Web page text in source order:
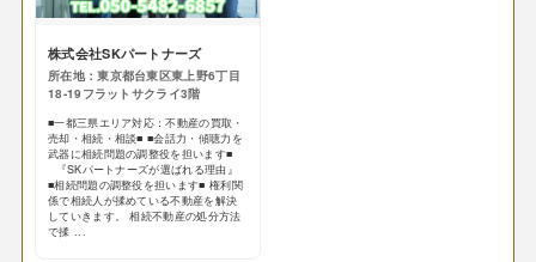
株式会社SKパートナーズ
所在地：東京都台東区東上野6丁目
18-19フラットサクライ3階
■一都三県エリア対応：不動産の買取・
売却・相続・相談■ ■会話力・傾聴力を
武器に相続問題の調整役を担います■
『SKパートナーズが選ばれる理由』
■相続問題の調整役を担います■ 権利関
係で相続人が揉めている不動産を解決
していきます。 相続不動産の処分方法
で揉 ...